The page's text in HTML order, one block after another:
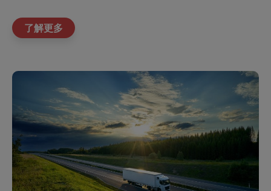
了解更多